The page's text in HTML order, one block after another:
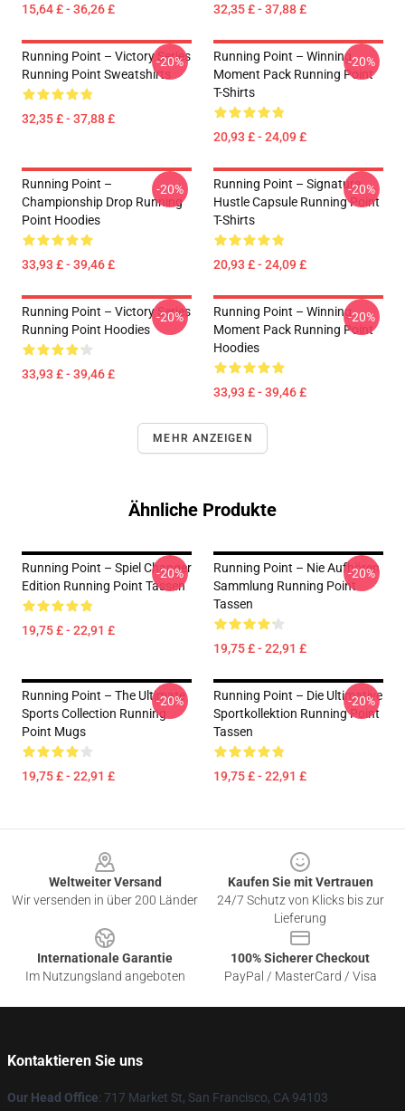
15,64 £ - 36,26 £ 32,35 £ - 37,88 £
Running Point – Victory Series
Running Point Sweatshirts
32,35 £ - 37,88 £
-20%
Running Point – Winning
Moment Pack Running Point
T-Shirts
20,93 £ - 24,09 £
-20%
Running Point –
Championship Drop Running
Point Hoodies
33,93 £ - 39,46 £
-20%
Running Point – Signature
Hustle Capsule Running Point
T-Shirts
20,93 £ - 24,09 £
-20%
Running Point – Victory Series
Running Point Hoodies
33,93 £ - 39,46 £
-20%
Running Point – Winning
Moment Pack Running Point
Hoodies
33,93 £ - 39,46 £
-20%
MEHR ANZEIGEN
Ähnliche Produkte
Running Point – Spiel Changer
Edition Running Point Tassen
19,75 £ - 22,91 £
-20%
Running Point – Nie Aufhören
Sammlung Running Point
Tassen
19,75 £ - 22,91 £
-20%
Running Point – The Ultimate
Sports Collection Running
Point Mugs
19,75 £ - 22,91 £
-20%
Running Point – Die Ultimative
Sportkollektion Running Point
Tassen
19,75 £ - 22,91 £
-20%
Weltweiter Versand
Wir versenden in über 200 Länder
Kaufen Sie mit Vertrauen
24/7 Schutz von Klicks bis zur
Lieferung
Internationale Garantie
Im Nutzungsland angeboten
100% Sicherer Checkout
PayPal / MasterCard / Visa
Kontaktieren Sie uns
Our Head Office: 717 Market St, San Francisco, CA 94103